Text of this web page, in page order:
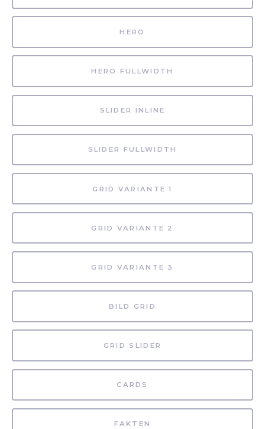
HERO
HERO FULLWIDTH
SLIDER INLINE
SLIDER FULLWIDTH
GRID VARIANTE 1
GRID VARIANTE 2
GRID VARIANTE 3
BILD GRID
GRID SLIDER
CARDS
FAKTEN